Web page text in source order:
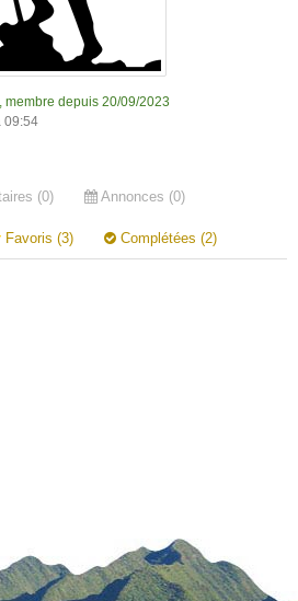
, membre depuis 20/09/2023
09:54
(0) Annonces (0)
Favoris (3) Complétées (2)